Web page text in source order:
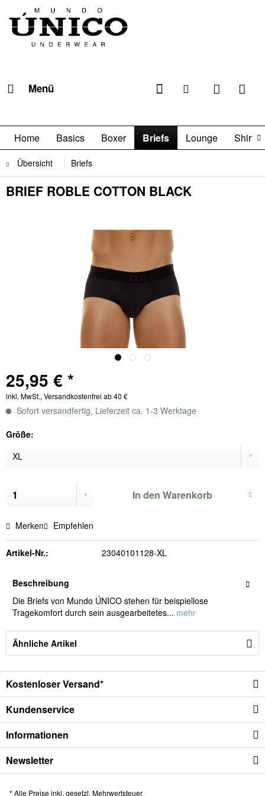
Menü
Home Basics Boxer Briefs Lounge Shirts
Übersicht Briefs
BRIEF ROBLE COTTON BLACK
25,95 € *
inkl. MwSt., Versandkostenfrei ab 40 €
Sofort versandfertig, Lieferzeit ca. 1-3 Werktage
Größe:
In den Warenkorb
Merken Empfehlen
Artikel-Nr.: 23040101128-XL
Beschreibung
Die Briefs von Mundo ÚNICO stehen für beispiellose
Tragekomfort durch sein ausgearbeitetes... mehr
Ähnliche Artikel
Kostenloser Versand*
Kundenservice
Informationen
Newsletter
* Alle Preise inkl. gesetzl. Mehrwertsteuer